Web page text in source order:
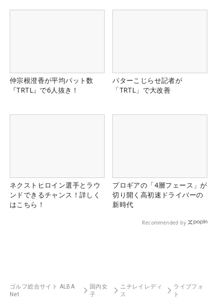
仲宗根澄香が平均パット数
『TRTL』で6人抜き！
パターこじらせ記者が
「TRTL」で大改善
ネクストヒロイン選手とラウ
ンドできるチャンス！詳しく
はこちら！
プロギアの「4層フェース」が
切り開く高初速ドライバーの
新時代
Recommended by
ゴルフ総合サイト ALBA
Net
国内女
子
ニチレイレディ
ス
ライブフォ
ト